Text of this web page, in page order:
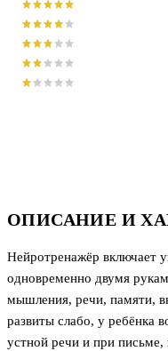
ОПИСАНИЕ И
Нейротренажёр включает
одновременно двумя
мышления, речи, памяти,
развиты слабо, у ребёнка
устной речи и при